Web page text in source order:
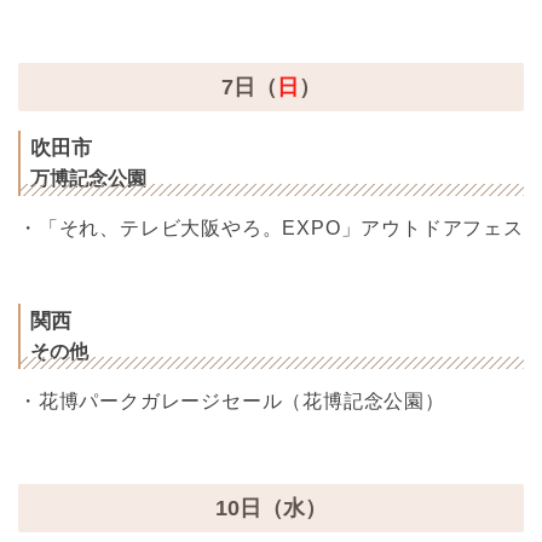
7日（ 日 ）
吹田市
万博記念公園
・「それ、テレビ大阪やろ。EXPO」アウトドアフェス
関西
その他
・花博パークガレージセール（花博記念公園）
10日（水）